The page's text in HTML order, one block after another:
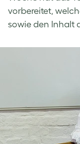
vorbereitet,
sowie den Inhalt